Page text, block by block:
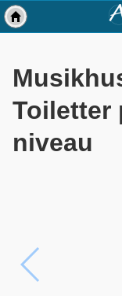
Toiletter
niveau